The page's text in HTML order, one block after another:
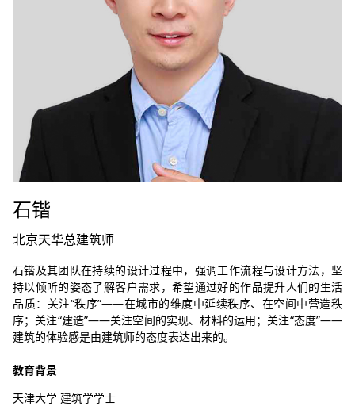
石锴
北京天华总建筑师
石锴及其团队在持续的设计过程中，强调工作流程与设计方法，坚
持以倾听的姿态了解客户需求，希望通过好的作品提升人们的生活
品质：关注“秩序”——在城市的维度中延续秩序、在空间中营造秩
序；关注“建造”——关注空间的实现、材料的运用；关注“态度”——
建筑的体验感是由建筑师的态度表达出来的。
教育背景
天津大学 建筑学学士